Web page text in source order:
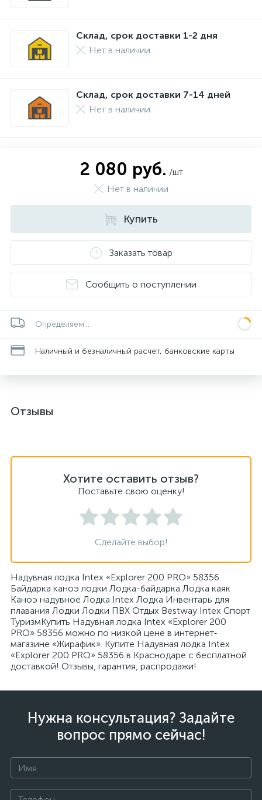
Склад, срок доставки 1-2 дня
Нет в наличии
Склад, срок доставки 7-14 дней
Нет в наличии
2 080 руб. /шт
Нет в наличии
Купить
Заказать товар
Сообщить о поступлении
Определяем...
Наличный и безналичный расчет, банковские карты
Отзывы
Хотите оставить отзыв?
Поставьте свою оценку!
Сделайте выбор!
Надувная лодка Intex «Explorer 200 PRO» 58356
Байдарка каноэ лодки Лодка-байдарка Лодка каяк
Каноэ надувное Лодка Intex Лодка Инвентарь для
плавания Лодки Лодки ПВХ Отдых Bestway Intex Спорт
ТуризмКупить Надувная лодка Intex «Explorer 200
PRO» 58356 можно по низкой цене в интернет-
магазине «Жирафик». Купите Надувная лодка Intex
«Explorer 200 PRO» 58356 в Краснодаре с бесплатной
доставкой! Отзывы, гарантия, распродажи!
Нужна консультация? Задайте
вопрос прямо сейчас!